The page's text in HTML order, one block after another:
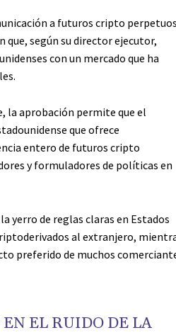
a futuros cripto perpetuos
que, según su director ejecutor,
con un mercado que ha
la aprobación permite que el
que ofrece
entero de futuros cripto
y formuladores de políticas en
yerro de reglas claras en Estados
al extranjero,
preferido de muchos
EN EL RUIDO DE LA